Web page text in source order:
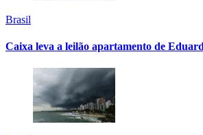
Brasil
Caixa leva a leilão apartamento de